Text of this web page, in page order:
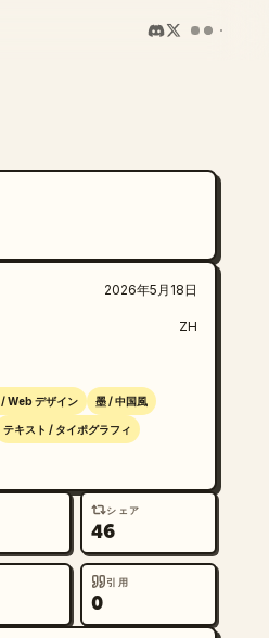
2026年5月18日
ZH
/ Web デザイン 墨 / 中国風
テキスト / タイポグラフィ
シェア
46
引用
0